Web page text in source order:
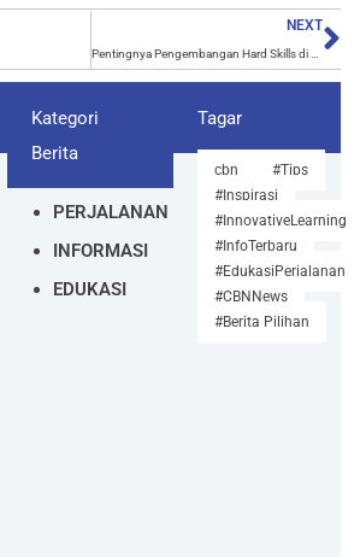
NEXT
Kategori
Berita
PERJALANAN
INFORMASI
EDUKASI
Tagar
cbn
#Tips
#Inspirasi
#InnovativeLearning
#InfoTerbaru
#EdukasiPerjalanan
#CBNNews
#Berita Pilihan